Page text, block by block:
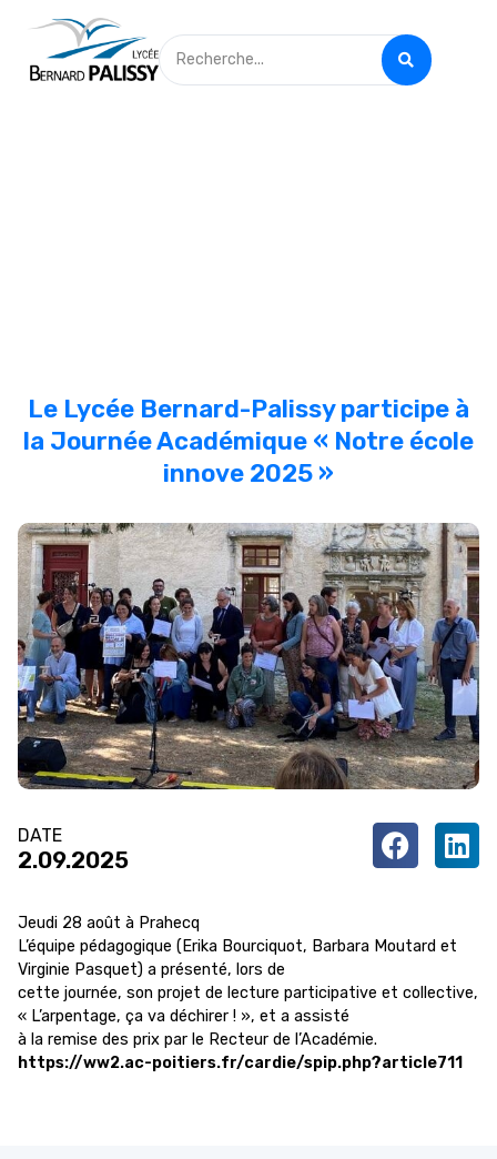
Le Lycée Bernard-Palissy participe à
la Journée Académique « Notre école
innove 2025 »
DATE
2.09.2025
Jeudi 28 août à Prahecq
L’équipe pédagogique (Erika Bourciquot, Barbara Moutard et
Virginie Pasquet) a présenté, lors de
cette journée, son projet de lecture participative et collective,
« L’arpentage, ça va déchirer ! », et a assisté
à la remise des prix par le Recteur de l’Académie.
https://ww2.ac-poitiers.fr/cardie/spip.php?article711